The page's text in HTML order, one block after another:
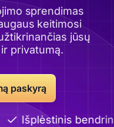
sprendimas
keitimosi
jūsų
privatumą.
paskyrą
Išplėstinis